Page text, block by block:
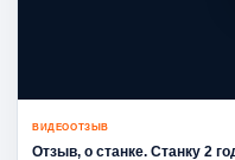
ВИДЕООТЗЫВ
Отзыв, о станке. Станку 2